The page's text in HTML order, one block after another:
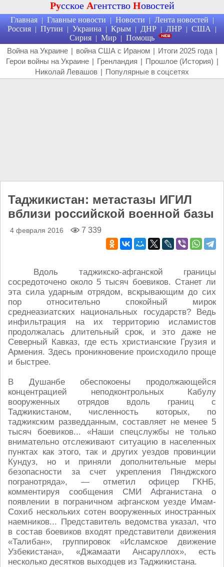
Русское Агентство Новостей
Главная | Главные новости | Новости | Лента новостей |
Россия | Путин | Украина | Крым | ДНР | ЛНР | США |
Сирия | Мир | Помощь
Война на Украине | война США с Ираном | Итоги 2025 года |
Герои войны на Украине | Гренландия | Прошлое (История) |
Николай Левашов | Популярные в соцсетях
Таджикистан: метастазы ИГИЛ
вблизи российской военной базы
4 февраля 2016 7 339
Вдоль таджикско-афганской границы
сосредоточено около 5 тысяч боевиков. Станет ли
эта сила ударным отрядом, вскрывающим до сих
пор относительно спокойный мирок
среднеазиатских национальных государств? Ведь
инфильтрация на их территорию исламистов
продолжалась длительный срок, и это даже не
Северный Кавказ, где есть христианские Грузия и
Армения. Здесь проникновение происходило проще
и быстрее.
В Душанбе обеспокоены продолжающейся
концентрацией неподконтрольных Кабулу
вооруженных отрядов вдоль границ с
Таджикистаном, численность которых, по
таджикским разведданным, составляет не менее 5
тысяч боевиков... «Наши спецслужбы не только
внимательно отслеживают ситуацию в населенных
пунктах как этого, так и других уездов провинции
Кундуз, но и приняли дополнительные меры
безопасности за счет укрепления Пянджского
погранотряда», — отметил офицер ГКНБ,
комментируя сообщения СМИ Афганистана о
появлении в пограничном афганском уезде Имам-
Сохиб нескольких сотен вооруженных иностранных
наемников... Представитель ведомства указал, что
в состав боевиков входят представители движения
«Талибан», группировок «Исламское движение
Узбекистана», «Джамаати Ансаруллох», есть
несколько десятков выходцев из Таджикистана.